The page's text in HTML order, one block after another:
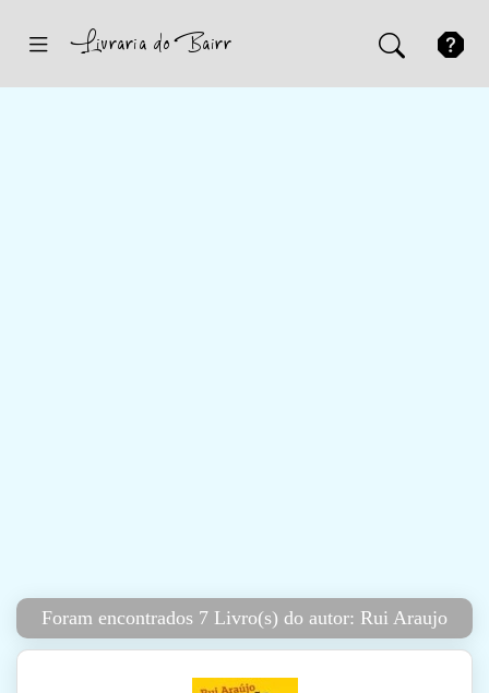
Foram encontrados 7 Livro(s) do autor: Rui Araujo